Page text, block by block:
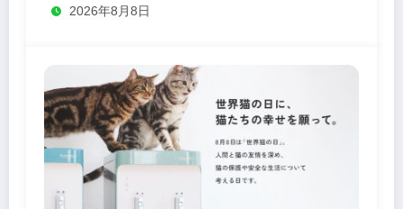
2026年8月8日